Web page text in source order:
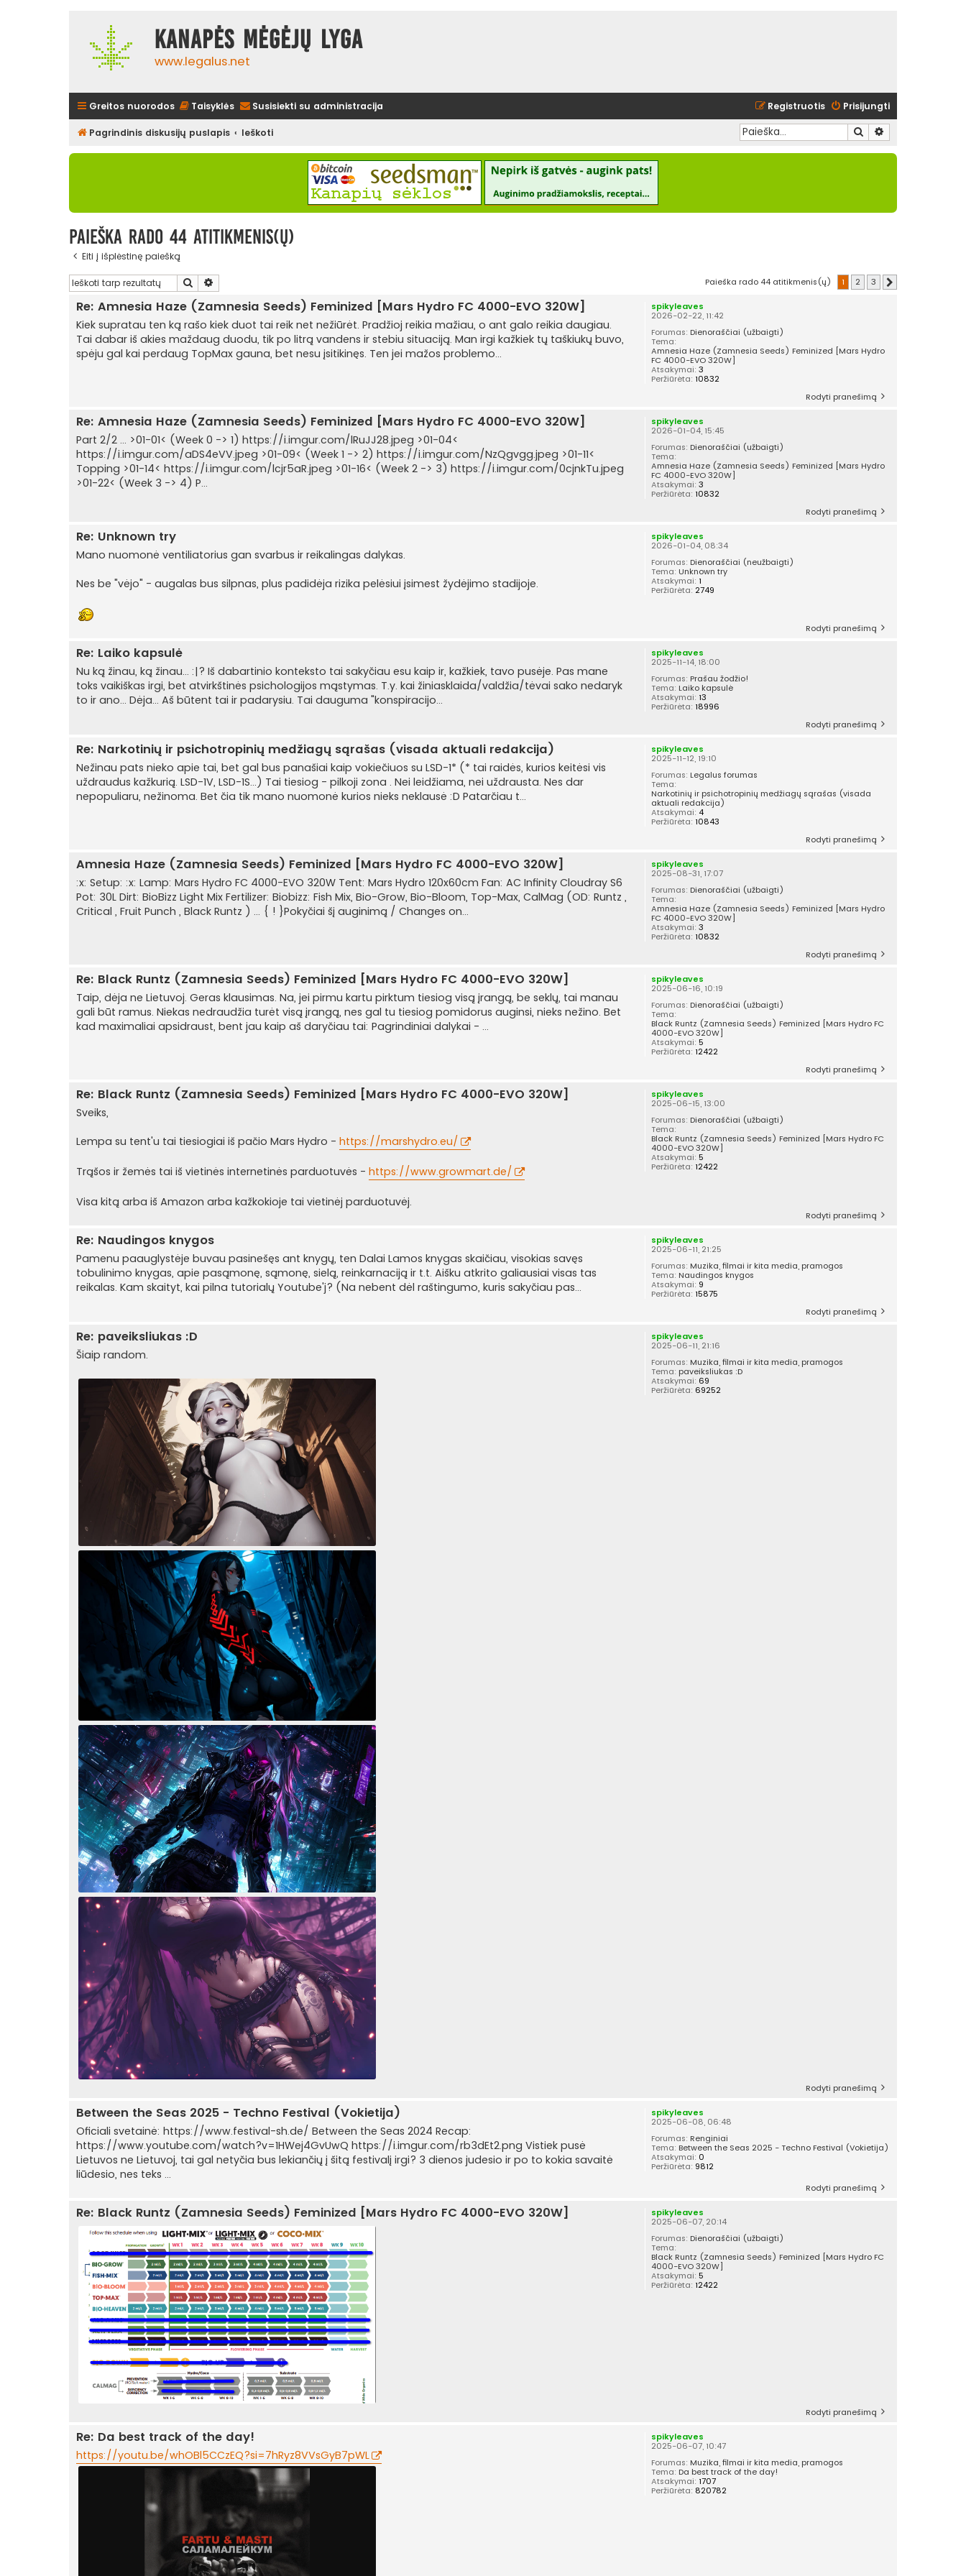
Kanapės mėgėjų lyga
www.legalus.net
Greitos nuorodos Taisyklės Susisiekti su administracija Prisijungti
Registruotis
Pagrindinis diskusijų puslapis Ieškoti Ieškoti
Paieška rado 44 atitikmenis(ų)
Eiti į išplėstinę paiešką
Ieškoti Paieška rado 44 atitikmenis(ų) 1 2 3
spikyleaves
2026-02-22, 11:42
Forumas: Dienoraščiai (užbaigti)
Tema:
Amnesia Haze (Zamnesia Seeds) Feminized [Mars Hydro
FC 4000-EVO 320W]
Atsakymai:3
Peržiūrėta: 10832
Re: Amnesia Haze (Zamnesia Seeds) Feminized [Mars Hydro FC 4000-EVO 320W]
Kiek supratau ten ką rašo kiek duot tai reik net nežiūrėt. Pradžioj reikia mažiau, o ant galo reikia daugiau.
Tai dabar iš akies maždaug duodu, tik po litrą vandens ir stebiu situaciją. Man irgi kažkiek tų taškiukų buvo,
spėju gal kai perdaug TopMax gauna, bet nesu įsitikinęs. Ten jei mažos problemo...
Rodyti pranešimą
spikyleaves
2026-01-04, 15:45
Forumas: Dienoraščiai (užbaigti)
Tema:
Amnesia Haze (Zamnesia Seeds) Feminized [Mars Hydro
FC 4000-EVO 320W]
Atsakymai:3
Peržiūrėta: 10832
Re: Amnesia Haze (Zamnesia Seeds) Feminized [Mars Hydro FC 4000-EVO 320W]
Part 2/2 ... >01-01< (Week 0 -> 1) https://i.imgur.com/lRuJJ28.jpeg >01-04<
https://i.imgur.com/aDS4eVV.jpeg >01-09< (Week 1 -> 2) https://i.imgur.com/NzQgvgg.jpeg >01-11<
Topping >01-14< https://i.imgur.com/lcjr5aR.jpeg >01-16< (Week 2 -> 3) https://i.imgur.com/0cjnkTu.jpeg
>01-22< (Week 3 -> 4) P...
Rodyti pranešimą
spikyleaves
2026-01-04, 08:34
Forumas: Dienoraščiai (neužbaigti)
Tema: Unknown try
Atsakymai: 1
Peržiūrėta: 2749
Re: Unknown try
Mano nuomonė ventiliatorius gan svarbus ir reikalingas dalykas.
Nes be "vėjo" - augalas bus silpnas, plus padidėja rizika pelėsiui įsimest žydėjimo stadijoje.
Rodyti pranešimą
spikyleaves
2025-11-14, 18:00
Forumas: Prašau žodžio!
Tema: Laiko kapsulė
Atsakymai: 13
Peržiūrėta: 18996
Re: Laiko kapsulė
Nu ką žinau, ką žinau... :|? Iš dabartinio konteksto tai sakyčiau esu kaip ir, kažkiek, tavo pusėje. Pas mane
toks vaikiškas irgi, bet atvirkštinės psichologijos mąstymas. T.y. kai žiniasklaida/valdžia/tėvai sako nedaryk
to ir ano... Dėja... Aš būtent tai ir padarysiu. Tai dauguma "konspiracijo...
Rodyti pranešimą
spikyleaves
2025-11-12, 19:10
Forumas: Legalus forumas
Tema:
Narkotinių ir psichotropinių medžiagų sąrašas (visada
aktuali redakcija)
Atsakymai: 4
Peržiūrėta: 10843
Re: Narkotinių ir psichotropinių medžiagų sąrašas (visada aktuali redakcija)
Nežinau pats nieko apie tai, bet gal bus panašiai kaip vokiečiuos su LSD-1* (* tai raidės, kurios keitėsi vis
uždraudus kažkurią. LSD-1V, LSD-1S...) Tai tiesiog - pilkoji zona . Nei leidžiama, nei uždrausta. Nes dar
nepopuliaru, nežinoma. Bet čia tik mano nuomonė kurios nieks neklausė :D Patarčiau t...
Rodyti pranešimą
spikyleaves
2025-08-31, 17:07
Forumas: Dienoraščiai (užbaigti)
Tema:
Amnesia Haze (Zamnesia Seeds) Feminized [Mars Hydro
FC 4000-EVO 320W]
Atsakymai:3
Peržiūrėta: 10832
Amnesia Haze (Zamnesia Seeds) Feminized [Mars Hydro FC 4000-EVO 320W]
:x: Setup: :x: Lamp: Mars Hydro FC 4000-EVO 320W Tent: Mars Hydro 120x60cm Fan: AC Infinity Cloudray S6
Pot: 30L Dirt: BioBizz Light Mix Fertilizer: Biobizz: Fish Mix, Bio-Grow, Bio-Bloom, Top-Max, CalMag (OD: Runtz ,
Critical , Fruit Punch , Black Runtz ) ... { ! }Pokyčiai šį auginimą / Changes on...
Rodyti pranešimą
spikyleaves
2025-06-16, 10:19
Forumas: Dienoraščiai (užbaigti)
Tema:
Black Runtz (Zamnesia Seeds) Feminized [Mars Hydro FC
4000-EVO 320W]
Atsakymai:5
Peržiūrėta: 12422
Re: Black Runtz (Zamnesia Seeds) Feminized [Mars Hydro FC 4000-EVO 320W]
Taip, dėja ne Lietuvoj. Geras klausimas. Na, jei pirmu kartu pirktum tiesiog visą įrangą, be seklų, tai manau
gali būt ramus. Niekas nedraudžia turėt visą įrangą, nes gal tu tiesiog pomidorus auginsi, nieks nežino. Bet
kad maximaliai apsidraust, bent jau kaip aš daryčiau tai: Pagrindiniai dalykai - ...
Rodyti pranešimą
spikyleaves
2025-06-15, 13:00
Forumas: Dienoraščiai (užbaigti)
Tema:
Black Runtz (Zamnesia Seeds) Feminized [Mars Hydro FC
4000-EVO 320W]
Atsakymai:5
Peržiūrėta: 12422
Re: Black Runtz (Zamnesia Seeds) Feminized [Mars Hydro FC 4000-EVO 320W]
Sveiks,
Lempa su tent'u tai tiesiogiai iš pačio Mars Hydro - https://marshydro.eu/
Trąšos ir žemės tai iš vietinės internetinės parduotuvės - https://www.growmart.de/
Visa kitą arba iš Amazon arba kažkokioje tai vietinėj parduotuvėj.
Rodyti pranešimą
spikyleaves
2025-06-11, 21:25
Forumas: Muzika, filmai ir kita media, pramogos
Tema: Naudingos knygos
Atsakymai: 9
Peržiūrėta: 15875
Re: Naudingos knygos
Pamenu paauglystėje buvau pasinešęs ant knygų, ten Dalai Lamos knygas skaičiau, visokias savęs
tobulinimo knygas, apie pasąmonę, sąmonę, sielą, reinkarnaciją ir t.t. Aišku atkrito galiausiai visas tas
reikalas. Kam skaityt, kai pilna tutorialų Youtube'j? (Na nebent dėl raštingumo, kuris sakyčiau pas...
Rodyti pranešimą
spikyleaves
2025-06-11, 21:16
Forumas: Muzika, filmai ir kita media, pramogos
Tema: paveiksliukas :D
Atsakymai: 69
Peržiūrėta: 69252
Re: paveiksliukas :D
Šiaip random.
Rodyti pranešimą
spikyleaves
2025-06-08, 06:48
Forumas: Renginiai
Tema: Between the Seas 2025 - Techno Festival (Vokietija)
Atsakymai: 0
Peržiūrėta: 9812
Between the Seas 2025 - Techno Festival (Vokietija)
Oficiali svetainė: https://www.festival-sh.de/ Between the Seas 2024 Recap:
https://www.youtube.com/watch?v=1HWej4GvUwQ https://i.imgur.com/rb3dEt2.png Vistiek pusė
Lietuvos ne Lietuvoj, tai gal netyčia bus lekiančių į šitą festivalį irgi? 3 dienos judesio ir po to kokia savaitė
liūdesio, nes teks ...
Rodyti pranešimą
spikyleaves
2025-06-07, 20:14
Forumas: Dienoraščiai (užbaigti)
Tema:
Black Runtz (Zamnesia Seeds) Feminized [Mars Hydro FC
4000-EVO 320W]
Atsakymai:5
Peržiūrėta: 12422
Re: Black Runtz (Zamnesia Seeds) Feminized [Mars Hydro FC 4000-EVO 320W]
Rodyti pranešimą
spikyleaves
2025-06-07, 10:47
Forumas: Muzika, filmai ir kita media, pramogos
Tema: Da best track of the day!
Atsakymai: 1707
Peržiūrėta: 820782
Re: Da best track of the day!
https://youtu.be/whOBl5CCzEQ?si=7hRyz8VVsGyB7pWL